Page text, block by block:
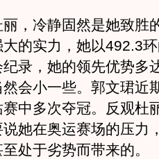
冷静固然是她致胜
的实力，她以492.3
录，她的领先优势多
会小一些。郭文珺近
中多次夺冠。反观杜
她在奥运赛场的压力
处于劣势而带来的。